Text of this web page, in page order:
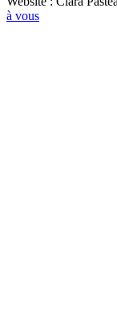
à vous